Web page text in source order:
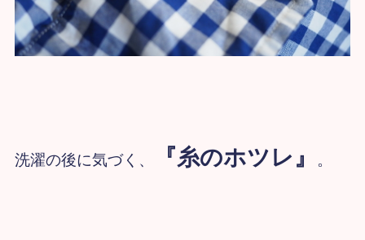
洗濯の後に気づく、 『糸のホツレ』 。